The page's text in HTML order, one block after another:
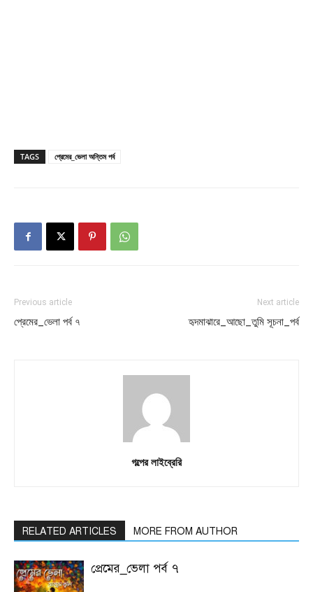
TAGS প্রেমের_ভেলা অন্তিম পর্ব
Previous article
প্রেমের_ভেলা পর্ব ৭
Next article
হৃদমাঝারে_আছো_তুমি সূচনা_পর্ব
গল্পের লাইব্রেরি
RELATED ARTICLES MORE FROM AUTHOR
প্রেমের_ভেলা পর্ব ৭